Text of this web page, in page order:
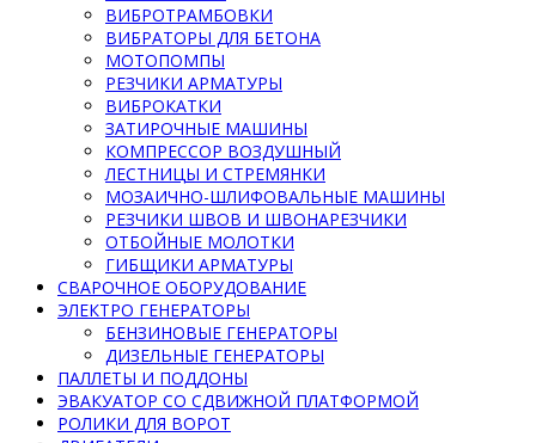
ВИБРОТРАМБОВКИ
ВИБРАТОРЫ ДЛЯ БЕТОНА
МОТОПОМПЫ
РЕЗЧИКИ АРМАТУРЫ
ВИБРОКАТКИ
ЗАТИРОЧНЫЕ МАШИНЫ
КОМПРЕССОР ВОЗДУШНЫЙ
ЛЕСТНИЦЫ И СТРЕМЯНКИ
МОЗАИЧНО-ШЛИФОВАЛЬНЫЕ МАШИНЫ
РЕЗЧИКИ ШВОВ И ШВОНАРЕЗЧИКИ
ОТБОЙНЫЕ МОЛОТКИ
ГИБЩИКИ АРМАТУРЫ
СВАРОЧНОЕ ОБОРУДОВАНИЕ
ЭЛЕКТРО ГЕНЕРАТОРЫ
БЕНЗИНОВЫЕ ГЕНЕРАТОРЫ
ДИЗЕЛЬНЫЕ ГЕНЕРАТОРЫ
ПАЛЛЕТЫ И ПОДДОНЫ
ЭВАКУАТОР СО СДВИЖНОЙ ПЛАТФОРМОЙ
РОЛИКИ ДЛЯ ВОРОТ